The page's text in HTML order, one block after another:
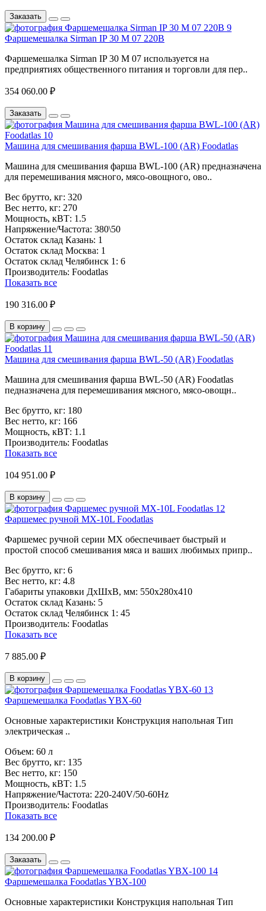
Заказать
Фаршемешалка Sirman IP 30 M 07 220В
Фаршемешалка Sirman IP 30 M 07 используется на
предприятиях общественного питания и торговли для пер..
354 060.00 ₽
Заказать
Машина для смешивания фарша BWL-100 (AR) Foodatlas
Машина для смешивания фарша BWL-100 (AR) предназначена
для перемешивания мясного, мясо-овощного, ово..
Вес брутто, кг: 320
Вес нетто, кг: 270
Мощность, кВТ: 1.5
Напряжение/Частота: 380\50
Остаток склад Казань: 1
Остаток склад Москва: 1
Остаток склад Челябинск 1: 6
Производитель: Foodatlas
Показать все
190 316.00 ₽
В корзину
Машина для смешивания фарша BWL-50 (AR) Foodatlas
Машина для смешивания фарша BWL-50 (AR) Foodatlas
педназначена для перемешивания мясного, мясо-овощн..
Вес брутто, кг: 180
Вес нетто, кг: 166
Мощность, кВТ: 1.1
Производитель: Foodatlas
Показать все
104 951.00 ₽
В корзину
Фаршемес ручной MX-10L Foodatlas
Фаршемес ручной серии MX обеспечивает быстрый и
простой способ смешивания мяса и ваших любимых припр..
Вес брутто, кг: 6
Вес нетто, кг: 4.8
Габариты упаковки ДхШхВ, мм: 550x280x410
Остаток склад Казань: 5
Остаток склад Челябинск 1: 45
Производитель: Foodatlas
Показать все
7 885.00 ₽
В корзину
Фаршемешалка Foodatlas YBX-60
Основные характеристики Конструкция напольная Тип
электрическая ..
Объем: 60 л
Вес брутто, кг: 135
Вес нетто, кг: 150
Мощность, кВТ: 1.5
Напряжение/Частота: 220-240V/50-60Hz
Производитель: Foodatlas
Показать все
134 200.00 ₽
Заказать
Фаршемешалка Foodatlas YBX-100
Основные характеристики Конструкция напольная Тип